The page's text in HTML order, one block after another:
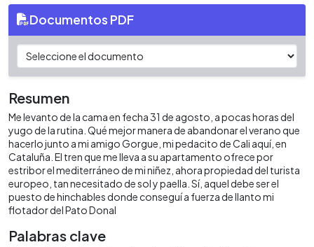
Documentos PDF
Resumen
Me levanto de la cama en fecha 31 de agosto, a pocas horas del
yugo de la rutina. Qué mejor manera de abandonar el verano que
hacerlo junto a mi amigo Gorgue, mi pedacito de Cali aquí, en
Cataluña. El tren que me lleva a su apartamento ofrece por
estribor el mediterráneo de mi niñez, ahora propiedad del turista
europeo, tan necesitado de sol y paella. Sí, aquel debe ser el
puesto de hinchables donde conseguí a fuerza de llanto mi
flotador del Pato Donal
Palabras clave